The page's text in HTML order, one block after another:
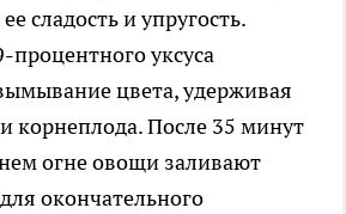
сладость и упругость.
процентного уксуса
цвета, удерживая
корнеплода. После 35 минут
огне овощи заливают
окончательного